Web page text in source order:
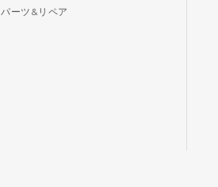
パーツ&リペア